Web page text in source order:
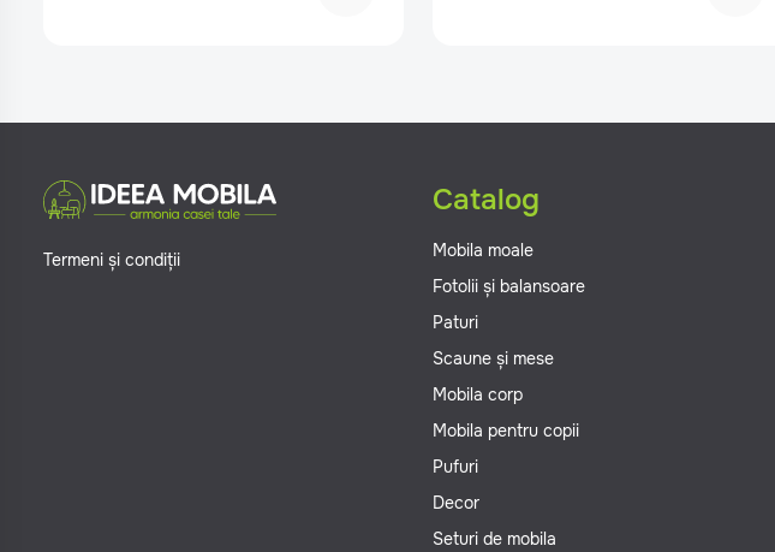
Termeni și condiții
Catalog
Mobila moale
Fotolii și balansoare
Paturi
Scaune și mese
Mobila corp
Mobila pentru copii
Pufuri
Decor
Seturi de mobila